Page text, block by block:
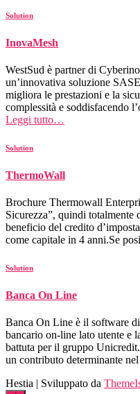
Solution
InovaMesh
WestSud è partner di
un’innovativa soluzione
migliora le prestazioni e la
complessità e soddisfacendo
Leggi tutto…
Solution
ThermoWall
Brochure Thermowall
Sicurezza”, quindi
beneficio del credito
come capitale in 4 anni.Se
Solution
Banca On Line
Banca On Line è il software
bancario on-line lato utente e
battuta per il gruppo
un contributo determinante
Hestia | Sviluppato da